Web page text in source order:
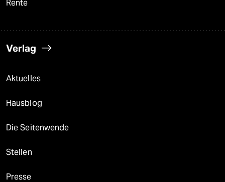
Rente
Verlag
Aktuelles
Hausblog
Die Seitenwende
Stellen
Presse